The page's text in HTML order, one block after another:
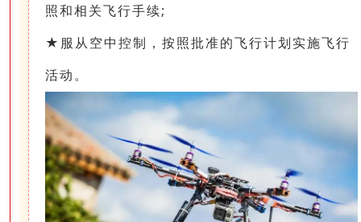
照和相关飞行手续;
★服从空中控制，按照批准的飞行计划实施飞行
活动。